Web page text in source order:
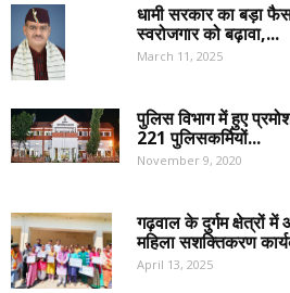
धामी सरकार का बड़ा
स्वरोजगार को बढ़ावा,...
March 11, 2025
पुलिस विभाग में हुए
221 पुलिसकर्मियों...
November 9, 2020
गढ़वाल के दुर्गम क्षेत्रों
महिला सशक्तिकरण
April 13, 2025